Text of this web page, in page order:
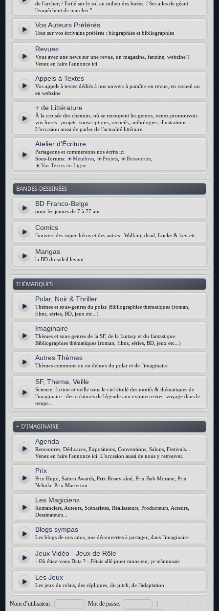
de l'archer; / Exilé sur le sol au milieu des huées, / Ses ailes de géant
l'empêchent de marcher."
Vos Auteurs Préférés
Tout sur vos écrivains préférés : biographies et bibliographies
Revues
Vous avez une news sur une revue, un magazine, fanzine, webzine ?
Venez en faire l'annonce ici.
Appels à Textes
Vos appels à textes dédiés à nos univers à paraître en revue, en recueil ou
en webzine
+ de Littérature
À la croisée des chemins, où se recoupent les genres, venez promouvoir
vos livres : projets, souscriptions, recueils, anthologies, illustrations...
L'occasion aussi de parler de l'actualité littéraire.
Atelier d'Écriture
Partageons et commentons nos écrits ici
Sous-forums:
Membres Projets Ressources
Vos Textes en Ligne
BANDES-DESSINÉES
BD Franco-Belge
pour les jeunes de 7 à 77 ans
Comics
l'univers des super-héros et des autres : Walking dead, Locke & key etc...
Mangas
la BD du soleil levant
THÉMATIQUES
Polar, Noir & Thriller
Thèmes et sous-genres du polar. Bibliographies thématiques (roman,
films, séries, BD, jeux etc...)
Imaginaire
Thèmes et sous-genres de la SF, de la fantasy et du fantastique.
Bibliographies thématiques (roman, films, séries, BD, jeux etc...)
Autres Thèmes
Thèmes communs ou en dehors du polar et de l'imaginaire
SF, Thema, Veille
Science, fiction et veille sous le ciel étoilé des motifs & thématiques de
l'imaginaire : des créatures de légende aux extraterrestres, voyage dans le
temps...
+ D'IMAGINAIRE
Agenda
Rencontres, Dédicaces, Expositions, Conventions, Salons, Festivals...
Venez en faire l'annonce ici. L'occasion aussi de nous y retrouver.
Prix
Prix Hugo, Saturn Awards, Prix Rosny aîné, Prix Bob Morane, Prix
Nebula, Prix Masterton...
Les Magiciens
Romanciers, Auteurs, Scénaristes, Réalisateurs, Producteurs, Acteurs,
Dessinateurs...
Blogs sympas
Les blogs de nos amis, nos découvertes à partager, dans l'imaginaire
Jeux Vidéo - Jeux de Rôle
- Où étiez-vous Data ? - J'étais allé jouer monsieur, je m'amusais.
Les Jeux
Les jeux du relais, des répliques, du pitch, de l'adaptation
Nom d’utilisateur: Mot de passe:
|